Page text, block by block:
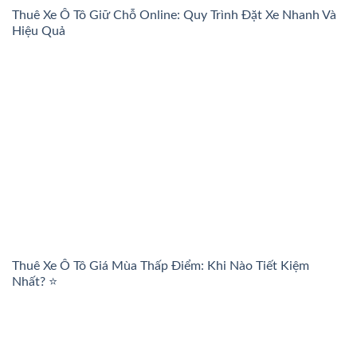
Thuê Xe Ô Tô Giữ Chỗ Online: Quy Trình Đặt Xe Nhanh Và
Hiệu Quả
Thuê Xe Ô Tô Giá Mùa Thấp Điểm: Khi Nào Tiết Kiệm
Nhất? ⭐